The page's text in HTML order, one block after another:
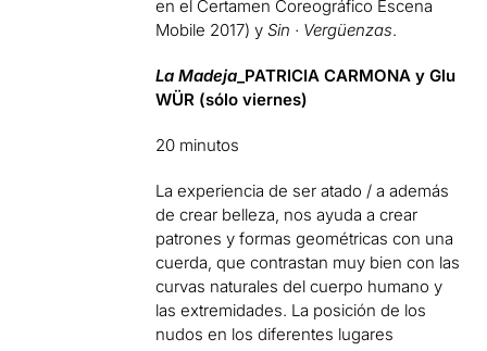
en el Certamen Coreográfico Escena
Mobile 2017) ySin · Vergüenzas.
La Madeja _PATRICIA CARMONA y Glu
WÜR (sólo viernes)
20 minutos
La experiencia de ser atado / a además
de crear belleza, nos ayuda a crear
patrones y formas geométricas con una
cuerda, que contrastan muy bien con las
curvas naturales del cuerpo humano y
las extremidades. La posición de los
nudos en los diferentes lugares